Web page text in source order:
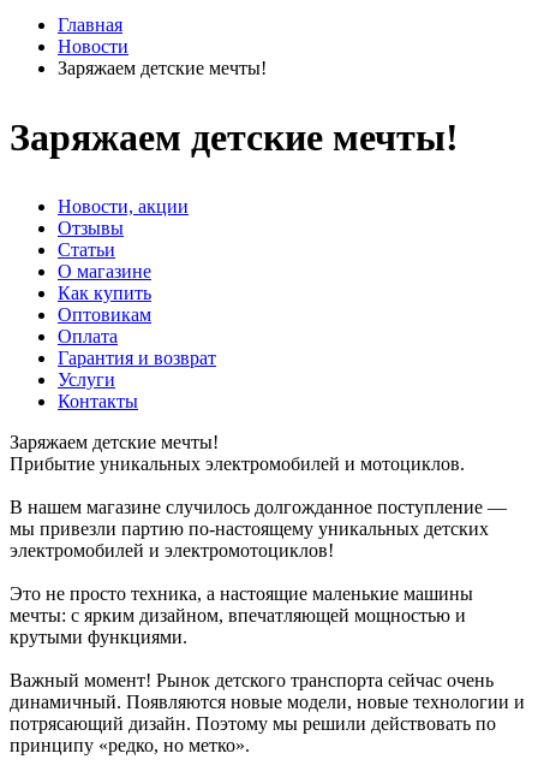
Главная
Новости
Заряжаем детские мечты!
Заряжаем детские мечты!
Новости, акции
Отзывы
Статьи
О магазине
Как купить
Оптовикам
Оплата
Гарантия и возврат
Услуги
Контакты
Заряжаем детские мечты!
Прибытие уникальных электромобилей и мотоциклов.
В нашем магазине случилось долгожданное поступление —
мы привезли партию по-настоящему уникальных детских
электромобилей и электромотоциклов!
Это не просто техника, а настоящие маленькие машины
мечты: с ярким дизайном, впечатляющей мощностью и
крутыми функциями.
Важный момент! Рынок детского транспорта сейчас очень
динамичный. Появляются новые модели, новые технологии и
потрясающий дизайн. Поэтому мы решили действовать по
принципу «редко, но метко».